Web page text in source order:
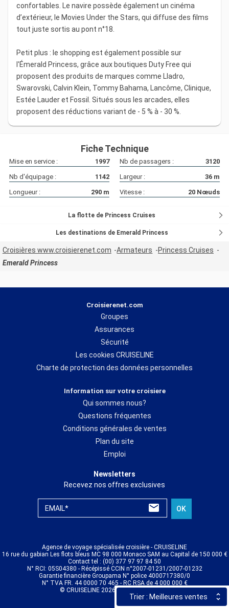
Trier : Meilleures ventes
confortables. Le navire possède également un cinéma
d’extérieur, le Movies Under the Stars, qui diffuse des films
tout juste sortis au pont n°18.
Petit plus : le shopping est également possible sur
l'Émerald Princess, grâce aux boutiques Duty Free qui
proposent des produits de marques comme Lladro,
Swarovski, Calvin Klein, Tommy Bahama, Lancôme, Clinique,
Estée Lauder et Fossil. Situés sous les arcades, elles
proposent des réductions variant de - 5 % à - 30 %.
Fiche Technique
Mise en service : 1997 Nb de passagers :
3120
Nb d'équipage :
1142 Largeur : 36 m
Longueur :
290 m Vitesse : 20 Nœuds
La flotte de Princess Cruises
Les destinations de Emerald Princess
Croisières www.croisierenet.com Armateurs
Princess Cruises
Emerald Princess
Croisierenet.com
Groupes
Assurances
Sécurité
Les cookies CRUISELINE
Charte de protection des données personnelles
Information sur votre croisiere
Qui sommes nous?
Questions fréquentes
Conditions générales de ventes
Plan du site
Emploi
Newsletters
Recevez nos offres exclusives
EMAIL* OK
Agence de voyage spécialisée croisière - CRUISELINE
16 rue du gabian Les flots bleus MC 98 000 Monaco SAM au Capital de 150 000 €
Contact tel : (00) 377 97 97 84 50
N° RCI: 05S04380 - Récépissé CCIN n°2007-01231/2007-01232
Garantie financière Groupama N° police 4000717380/0
N° TVA FR. 44 0000 70 465 - RC RSA de 4 000 000 €
© CRUISELINE 2026 - all rights reserved